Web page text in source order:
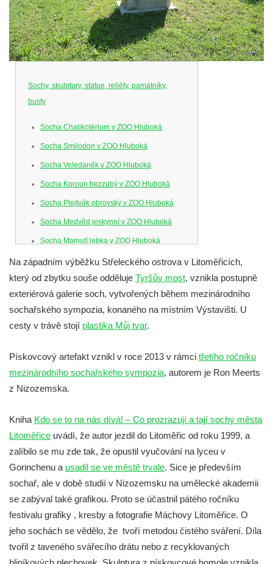
Sochy, skulptury, statue, reliéfy, památníky,
busty
Socha Chalikotérium v ZOO Hluboká
Socha Smilodon v ZOO Hluboká
Socha Veledaněk v ZOO Hluboká
Socha Koroun bezzubý v ZOO Hluboká
Socha Plejtvák obrovský v ZOO Hluboká
Socha Medvěd jeskynní v ZOO Hluboká
Socha Mamutí lebka v ZOO Hluboká
Socha Mamut srstnatý v ZOO Hluboká
Socha Orel v ZOO Hluboká
Socha Vydry si hrají v ZOO Hluboká
Socha Přátelství v ZOO Hluboká
Socha Lišky v ZOO Hluboká
Socha Kudlanka v ZOO Hluboká
Socha Vlčice s mládětem v ZOO Hluboká
Socha Tygr v ZOO Hluboká
Socha Želva v ZOO Hluboká
Socha Kozorožec horský v ZOO Hluboká
Socha Včela v ZOO Hluboká
Socha Nosorožík v ZOO Hluboká
Na západním výběžku Střeleckého ostrova v Litoměřicích,
který od zbytku souše odděluje Tyršův most, vznikla postupně
exteriérová galerie soch, vytvořených během mezinárodního
sochařského sympozia, konaného na místním Výstavišti. U
cesty v trávě stojí plastika Můj tvar.
Pískovcový artefakt vznikl v roce 2013 v rámci třetího ročníku
mezinárodního sochařského sympozia, autorem je Ron Meerts
z Nizozemska.
Kniha Kdo se to na nás dívá! – Co prozrazují a tají sochy města
Litoměřice uvádí, že autor jezdil do Litoměřic od roku 1999, a
zalíbilo se mu zde tak, že opustil vyučování na lyceu v
Gorinchenu a usadil se ve městě trvale. Sice je především
sochař, ale v době studií v Nizozemsku na umělecké akademii
se zabýval také grafikou. Proto se účastnil pátého ročníku
festivalu grafiky , kresby a fotografie Máchovy Litoměřice. O
jeho sochách se vědělo, že tvoří metodou čistého sváření. Díla
tvořil z taveného svářecího drátu nebo z recyklovaných